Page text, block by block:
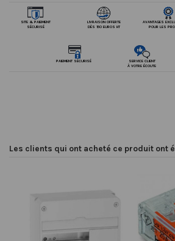
SITE & PAIEMENT
SÉCURISÉ
LIVRAISON OFFERTE
DÈS 150 EUROS HT
AVANTAGES
POUR LES
SERVICE CLIENT
À VOTRE ÉCOUTE
PAIEMENT SÉCURISÉ
Les clients qui ont acheté ce produit ont